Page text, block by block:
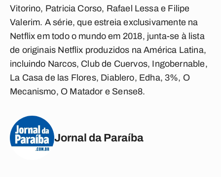
Vitorino, Patricia Corso, Rafael Lessa e Filipe
Valerim. A série, que estreia exclusivamente na
Netflix em todo o mundo em 2018, junta-se à lista
de originais Netflix produzidos na América Latina,
incluindo Narcos, Club de Cuervos, Ingobernable,
La Casa de las Flores, Diablero, Edha,3%, O
Mecanismo, O Matador e Sense8.
Jornal da Paraíba